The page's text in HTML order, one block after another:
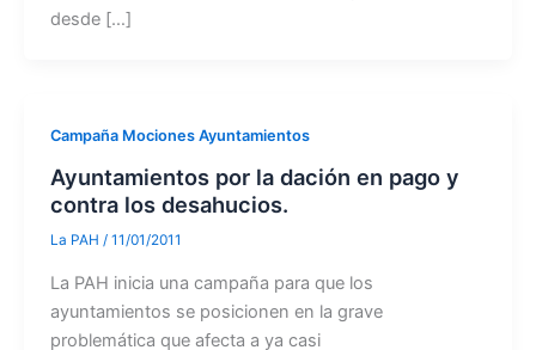
desde […]
Campaña Mociones Ayuntamientos
Ayuntamientos por la dación en pago y
contra los desahucios.
La PAH / 11/01/2011
La PAH inicia una campaña para que los
ayuntamientos se posicionen en la grave
problemática que afecta a ya casi